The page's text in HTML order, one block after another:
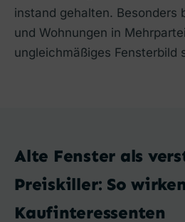
instand gehalten. Besonders
und Wohnungen in
ungleichmäßiges Fensterbild
Alte Fenster als
Preiskiller: So
Kaufinteressenten